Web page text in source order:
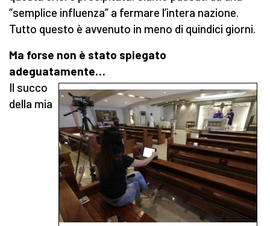
“semplice influenza” a fermare l’intera nazione.
Tutto questo è avvenuto in meno di quindici giorni.
Ma forse non è stato spiegato
adeguatamente…
Il succo
della mia